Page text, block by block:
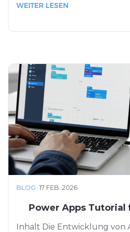
WEITER LESEN
BLOG ·17 FEB. 2026
Power Apps Tutorial
Inhalt Die Entwicklung von